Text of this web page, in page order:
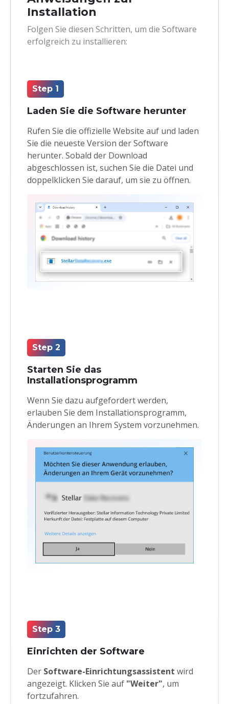
Installation
Folgen Sie diesen Schritten, um die Software
erfolgreich zu installieren:
Step 1
Laden Sie die Software herunter
Rufen Sie die offizielle Website auf und laden
Sie die neueste Version der Software
herunter. Sobald der Download
abgeschlossen ist, suchen Sie die Datei und
doppelklicken Sie darauf, um sie zu öffnen.
Step 2
Starten Sie das
Installationsprogramm
Wenn Sie dazu aufgefordert werden,
erlauben Sie dem Installationsprogramm,
Änderungen an Ihrem System vorzunehmen.
Step 3
Einrichten der Software
Der Software-Einrichtungsassistent wird
angezeigt. Klicken Sie auf "Weiter", um
fortzufahren.